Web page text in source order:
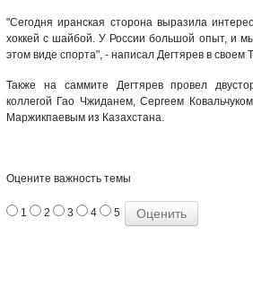
"Сегодня иранская сторона выразила
хоккей с шайбой. У России большой опыт, и мы
этом виде спорта", - написал Дегтярев в своем
Также на саммите Дегтярев провел
коллегой Гао Чжиданем, Сергеем
Маржикпаевым из Казахстана.
Оцените важность темы
1 2 3 4 5